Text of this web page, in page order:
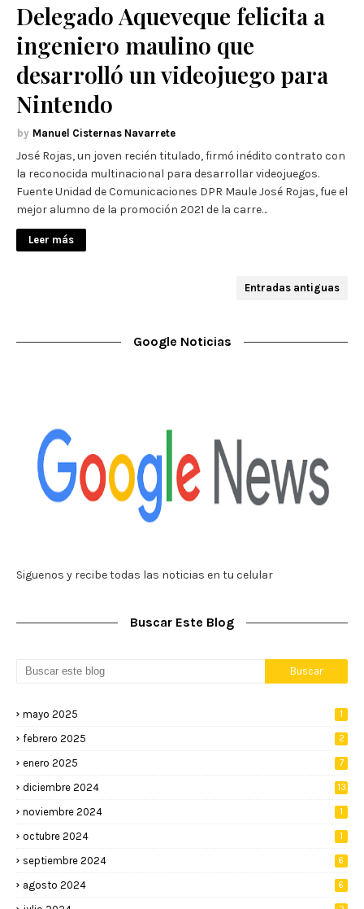
Delegado Aqueveque felicita a
ingeniero maulino que
desarrolló un videojuego para
Nintendo
Manuel Cisternas Navarrete
José Rojas, un joven recién titulado, firmó inédito contrato con
la reconocida multinacional para desarrollar videojuegos.
Fuente Unidad de Comunicaciones DPR Maule José Rojas, fue el
mejor alumno de la promoción 2021 de la carre…
Leer más
Entradas antiguas
Google Noticias
Siguenos y recibe todas las noticias en tu celular
Buscar Este Blog
mayo 2025 1
febrero 2025 2
enero 2025 7
diciembre 2024 13
noviembre 2024 1
octubre 2024 1
septiembre 2024 6
agosto 2024 6